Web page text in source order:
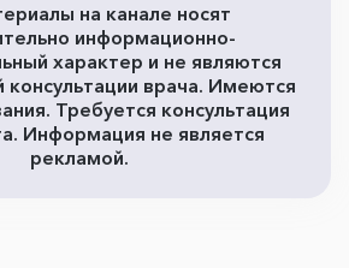
на канале носят
информационно-
характер и не являются
консультации врача. Имеются
Требуется консультация
Информация не является
рекламой.